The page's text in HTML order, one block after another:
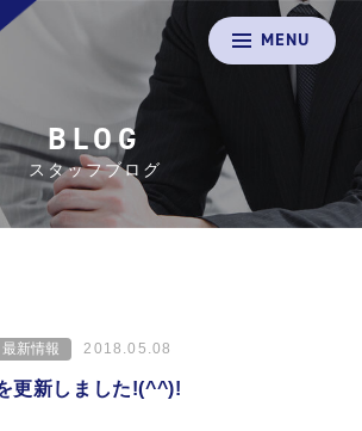
MENU
BLOG
スタッフブログ
最新情報 2018.05.08
更新しました!(^^)!